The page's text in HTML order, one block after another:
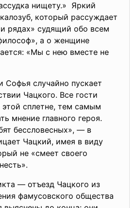
нищету.» Яркий
который рассуждает
рядах» судящий обо всем
а о женщине
«Мы с нею вместе не
Софья случайно пускает
Чацкого. Все гости
сплетне, тем самым
мнение главного героя.
бессловесных», — в
Чацкий, имея в виду
не «смеет своего
— отъезд Чацкого из
фамусовского общества